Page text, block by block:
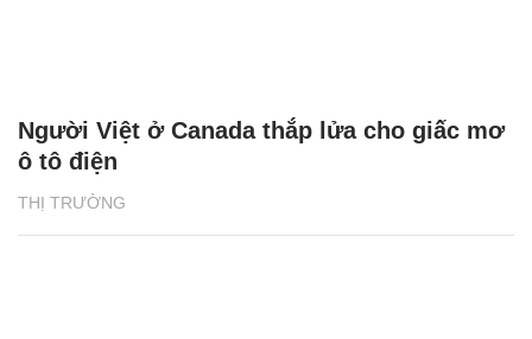
THỊ TRƯỜNG
Người Việt ở Canada thắp lửa cho giấc mơ
ô tô điện